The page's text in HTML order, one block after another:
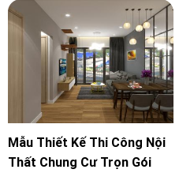
mẫu tủ quần áo đẹp nhất và hợp
với xu hướng hiện đại ngày nay.
Mẫu Thiết Kế Thi Công Nội
Thất Chung Cư Trọn Gói